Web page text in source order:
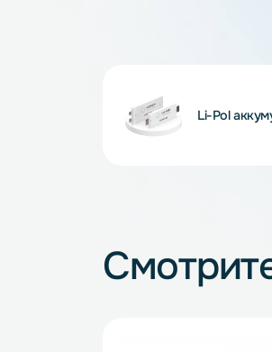
и описанием на
Li-Pol